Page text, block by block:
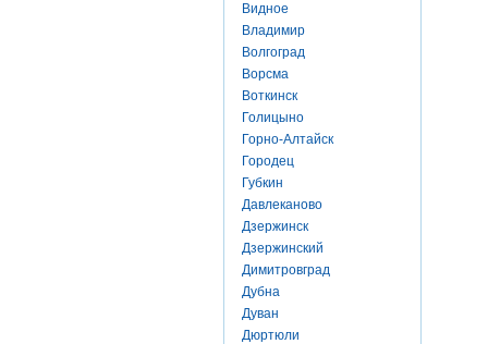
Видное
Владимир
Волгоград
Ворсма
Воткинск
Голицыно
Горно-Алтайск
Городец
Губкин
Давлеканово
Дзержинск
Дзержинский
Димитровград
Дубна
Дуван
Дюртюли